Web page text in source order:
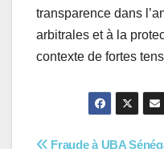
transparence dans
arbitrales et à la
contexte de fortes
Fraude à UBA